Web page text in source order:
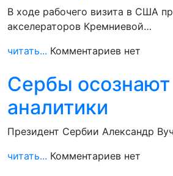
В ходе рабочего визита в США
акселераторов Кремниевой…
читать... Комментариев нет
Сербы осознают
аналитики
Президент Сербии Александр
читать... Комментариев нет